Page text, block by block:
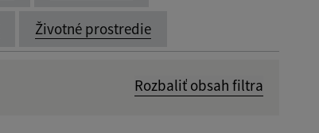
Životné prostredie
Rozbaliť obsah filtra